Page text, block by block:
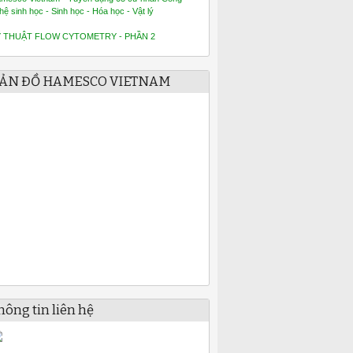
sinh học - Sinh học - Hóa học - Vật lý
THUẬT FLOW CYTOMETRY - PHẦN 2
ĐỒ HAMESCO VIETNAM
tin liên hệ